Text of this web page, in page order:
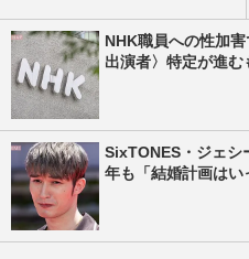
NHK職員への性加
出演者〉特定が進む
SixTONES・ジェシ
年も「結婚計画はい